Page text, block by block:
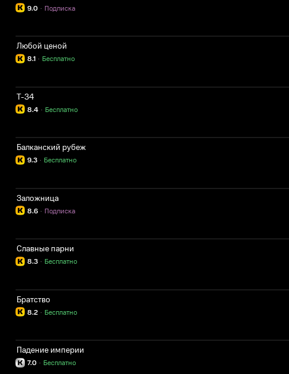
9.0 Подписка
·
Любой ценой
8.1 Бесплатно
·
Т-34
8.4 Бесплатно
·
Балканский рубеж
9.3 Бесплатно
·
Заложница
8.6 Подписка
·
Славные парни
8.3 Бесплатно
·
Братство
8.2 Бесплатно
·
Падение империи
7.0 Бесплатно
·